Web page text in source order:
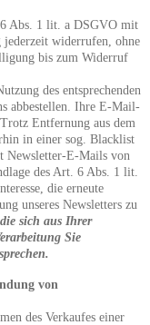
Abs. 1 lit. a DSGVO mit
widerrufen, ohne
bis zum Widerruf
des entsprechenden
abbestellen. Ihre E-Mail-
Entfernung aus dem
in einer sog. Blacklist
Newsletter-E-Mails von
des Art. 6 Abs. 1 lit.
die erneute
unseres Newsletters zu
sich aus Ihrer
Sie
von
des Verkaufes einer